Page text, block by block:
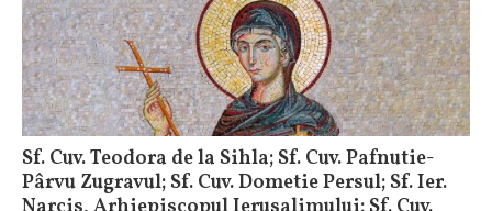
Sf. Cuv. Teodora de la Sihla; Sf. Cuv. Pafnutie-
Pârvu Zugravul; Sf. Cuv. Dometie Persul; Sf. Ier.